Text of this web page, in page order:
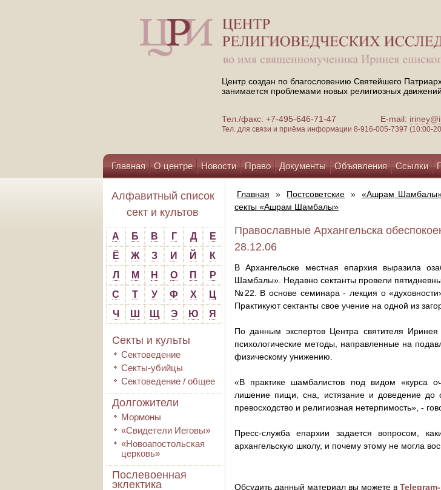
Центр создан по благословению Святейшего
занимается проблемами новых религиозных
Тел./факс: +7-495-646-71-47 E-mail:
Тел. для связи и приёма информации 8-916-005-7397 (10:00-
Главная О центре Новости Право Документы Объявления Ссылки
Помощь центру
Алфавитный список
сект и культов
А Б В Г Д
Е
Ё
Ж З И Й
К
Л
М Н О П
Р
С
Т У Ф Х
Ц
Ч
Ш Щ Э Ю Я
Секты и культы
Сектоведение
Секты-убийцы
Сектоведение / общее
Долгожители
Мормоны
«Свидетели Иеговы»
«Новоапостольская
церковь»
Послевоенная
эклектика
Главная » Постсоветские » «Ашрам
секты «Ашрам Шамбалы»
Православные Архангельска
28.12.06
В Архангельске местная епархия выразила
Шамбалы». Недавно сектанты провели
№22. В основе семинара - лекция о
Практикуют сектанты свое учение на одной из
По данным экспертов Центра святителя
психологические методы, направленные на
физическому унижению.
«В практике шамбалистов под видом «курса
лишение пищи, сна, истязание и доведение до
превосходство и религиозная нетерпимость», -
Пресс-служба епархии задается вопросом,
архангельскую школу, и почему этому не могла
Обсудить данный материал вы можете в